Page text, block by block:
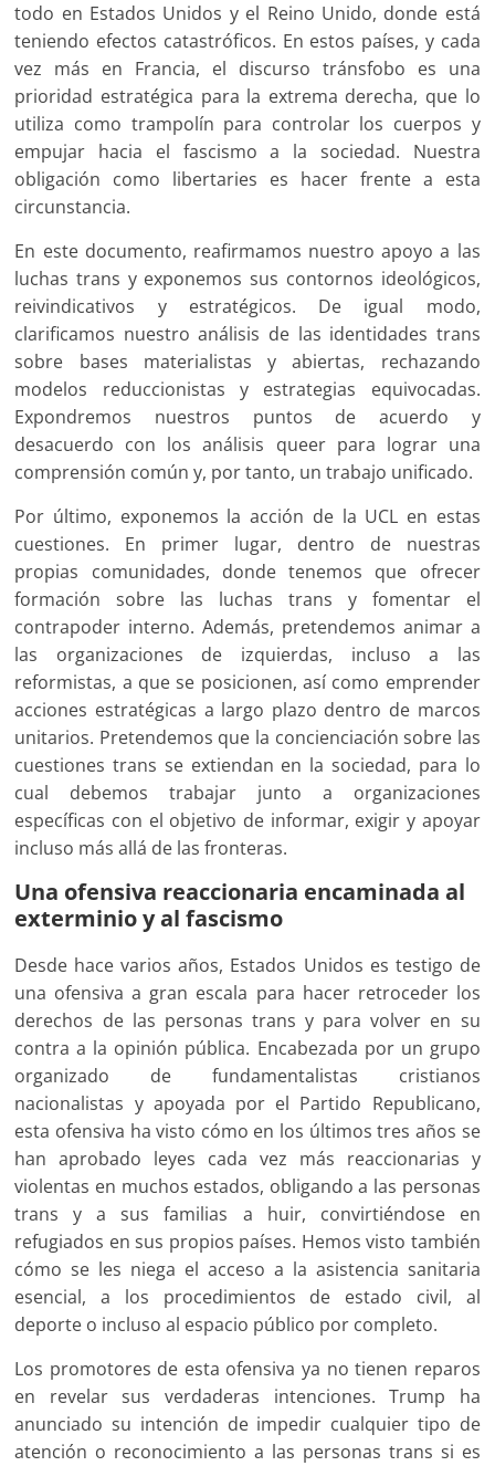
todo en Estados Unidos y el Reino Unido, donde está
teniendo efectos catastróficos. En estos países, y cada
vez más en Francia, el discurso tránsfobo es una
prioridad estratégica para la extrema derecha, que lo
utiliza como trampolín para controlar los cuerpos y
empujar hacia el fascismo a la sociedad. Nuestra
obligación como libertaries es hacer frente a esta
circunstancia.
En este documento, reafirmamos nuestro apoyo a las
luchas trans y exponemos sus contornos ideológicos,
reivindicativos y estratégicos. De igual modo,
clarificamos nuestro análisis de las identidades trans
sobre bases materialistas y abiertas, rechazando
modelos reduccionistas y estrategias equivocadas.
Expondremos nuestros puntos de acuerdo y
desacuerdo con los análisis queer para lograr una
comprensión común y, por tanto, un trabajo unificado.
Por último, exponemos la acción de la UCL en estas
cuestiones. En primer lugar, dentro de nuestras
propias comunidades, donde tenemos que ofrecer
formación sobre las luchas trans y fomentar el
contrapoder interno. Además, pretendemos animar a
las organizaciones de izquierdas, incluso a las
reformistas, a que se posicionen, así como emprender
acciones estratégicas a largo plazo dentro de marcos
unitarios. Pretendemos que la concienciación sobre las
cuestiones trans se extiendan en la sociedad, para lo
cual debemos trabajar junto a organizaciones
específicas con el objetivo de informar, exigir y apoyar
incluso más allá de las fronteras.
Una ofensiva reaccionaria encaminada al
exterminio y al fascismo
Desde hace varios años, Estados Unidos es testigo de
una ofensiva a gran escala para hacer retroceder los
derechos de las personas trans y para volver en su
contra a la opinión pública. Encabezada por un grupo
organizado de fundamentalistas cristianos
nacionalistas y apoyada por el Partido Republicano,
esta ofensiva ha visto cómo en los últimos tres años se
han aprobado leyes cada vez más reaccionarias y
violentas en muchos estados, obligando a las personas
trans y a sus familias a huir, convirtiéndose en
refugiados en sus propios países. Hemos visto también
cómo se les niega el acceso a la asistencia sanitaria
esencial, a los procedimientos de estado civil, al
deporte o incluso al espacio público por completo.
Los promotores de esta ofensiva ya no tienen reparos
en revelar sus verdaderas intenciones. Trump ha
anunciado su intención de impedir cualquier tipo de
atención o reconocimiento a las personas trans si es